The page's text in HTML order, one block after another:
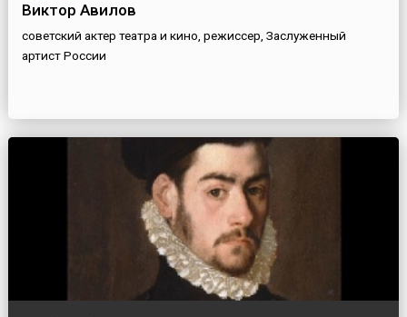
Виктор Авилов
советский актер театра и кино, режиссер, Заслуженный
артист России